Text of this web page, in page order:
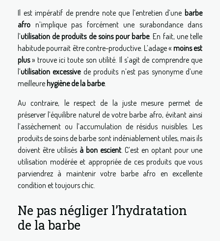
Il est impératif de prendre note que l’entretien d’une barbe
afro n’implique pas forcément une surabondance dans
l’utilisation de produits de soins pour barbe. En fait, une telle
habitude pourrait être contre-productive. L’adage « moins est
plus» trouve ici toute son utilité. Il s’agit de comprendre que
l’utilisation excessivede produits n’est pas synonyme d’une
meilleurehygiène de la barbe.
Au contraire, le respect de la juste mesure permet de
préserver l’équilibre naturel de votre barbe afro, évitant ainsi
l’assèchement ou l’accumulation de résidus nuisibles. Les
produits de soins de barbe sont indéniablement utiles, mais ils
doivent être utilisés à bon escient. C’est en optant pour une
utilisation modérée et appropriée de ces produits que vous
parviendrez à maintenir votre barbe afro en excellente
condition et toujours chic.
Ne pas négliger l’hydratation
de la barbe